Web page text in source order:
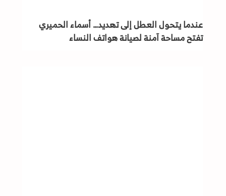
عندما يتحول العطل إلى تهديد… أسماء الحميري
تفتح مساحة آمنة لصيانة هواتف النساء